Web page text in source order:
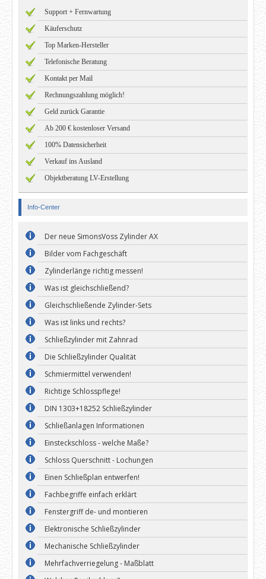
Support + Fernwartung
Käuferschutz
Top Marken-Hersteller
Telefonische Beratung
Kontakt per Mail
Rechnungszahlung möglich!
Geld zurück Garantie
Ab 200 € kostenloser Versand
100% Datensicherheit
Verkauf ins Ausland
Objektberatung LV-Erstellung
Info-Center
Der neue SimonsVoss Zylinder AX
Bilder vom Fachgeschäft
Zylinderlänge richtig messen!
Was ist gleichschließend?
Gleichschließende Zylinder-Sets
Was ist links und rechts?
Schließzylinder mit Zahnrad
Die Schließzylinder Qualität
Schmiermittel verwenden!
Richtige Schlosspflege!
DIN 1303+18252 Schließzylinder
Schließanlagen Informationen
Einsteckschloss - welche Maße?
Schloss Querschnitt - Lochungen
Einen Schließplan entwerfen!
Fachbegriffe einfach erklärt
Fenstergriff de- und montieren
Elektronische Schließzylinder
Mechanische Schließzylinder
Mehrfachverriegelung - Maßblatt